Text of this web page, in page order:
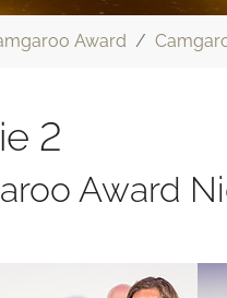
Award
2
Award